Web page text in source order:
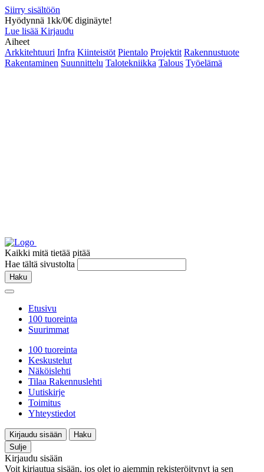
Siirry sisältöön
Hyödynnä 1kk/0€ diginäyte!
Lue lisää Kirjaudu
Aiheet
Arkkitehtuuri Infra Kiinteistöt Pientalo Projektit Rakennustuote
Rakentaminen Suunnittelu Talotekniikka Talous Työelämä
Kaikki mitä tietää pitää
Hae tältä sivustolta
Haku
Etusivu
100 tuoreinta
Suurimmat
100 tuoreinta
Keskustelut
Näköislehti
Tilaa Rakennuslehti
Uutiskirje
Toimitus
Yhteystiedot
Kirjaudu sisään
Haku
Sulje
Kirjaudu sisään
Voit kirjautua sisään, jos olet jo aiemmin rekisteröitynyt ja sen